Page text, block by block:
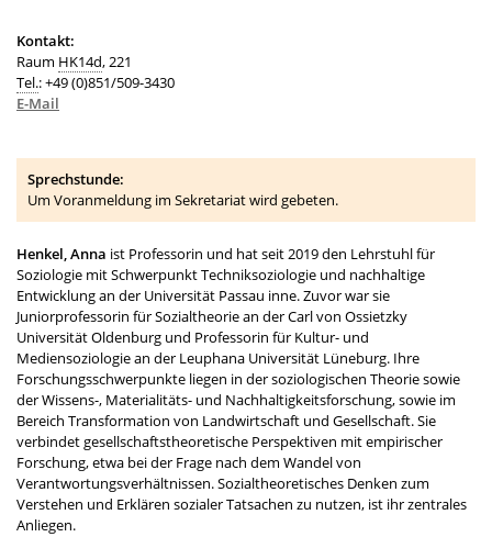
Kontakt:
Raum HK14d, 221
Tel.: +49 (0)851/509-3430
E-Mail
Sprechstunde:
Um Voranmeldung im Sekretariat wird gebeten.
Henkel, Anna ist Professorin und hat seit 2019 den Lehrstuhl für
Soziologie mit Schwerpunkt Techniksoziologie und nachhaltige
Entwicklung an der Universität Passau inne. Zuvor war sie
Juniorprofessorin für Sozialtheorie an der Carl von Ossietzky
Universität Oldenburg und Professorin für Kultur- und
Mediensoziologie an der Leuphana Universität Lüneburg. Ihre
Forschungsschwerpunkte liegen in der soziologischen Theorie sowie
der Wissens-, Materialitäts- und Nachhaltigkeitsforschung, sowie im
Bereich Transformation von Landwirtschaft und Gesellschaft. Sie
verbindet gesellschaftstheoretische Perspektiven mit empirischer
Forschung, etwa bei der Frage nach dem Wandel von
Verantwortungsverhältnissen. Sozialtheoretisches Denken zum
Verstehen und Erklären sozialer Tatsachen zu nutzen, ist ihr zentrales
Anliegen.